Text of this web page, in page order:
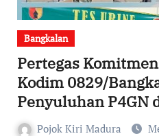
Bangkalan
Pertegas
Kodim 0829/
Penyuluhan P4GN
Mendadak
Pojok Kiri Madura